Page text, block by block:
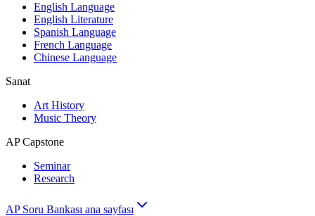
English Language
English Literature
Spanish Language
French Language
Chinese Language
Sanat
Art History
Music Theory
AP Capstone
Seminar
Research
AP Soru Bankası ana sayfası